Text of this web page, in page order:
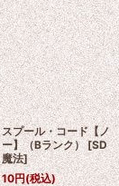
絞り込む
スプール・コード【ノ
ー】（Bランク） [SD
魔法]
10円(税込)